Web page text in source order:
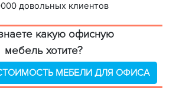
довольных клиентов
какую офисную
мебель хотите?
МЕБЕЛИ ДЛЯ ОФИСА